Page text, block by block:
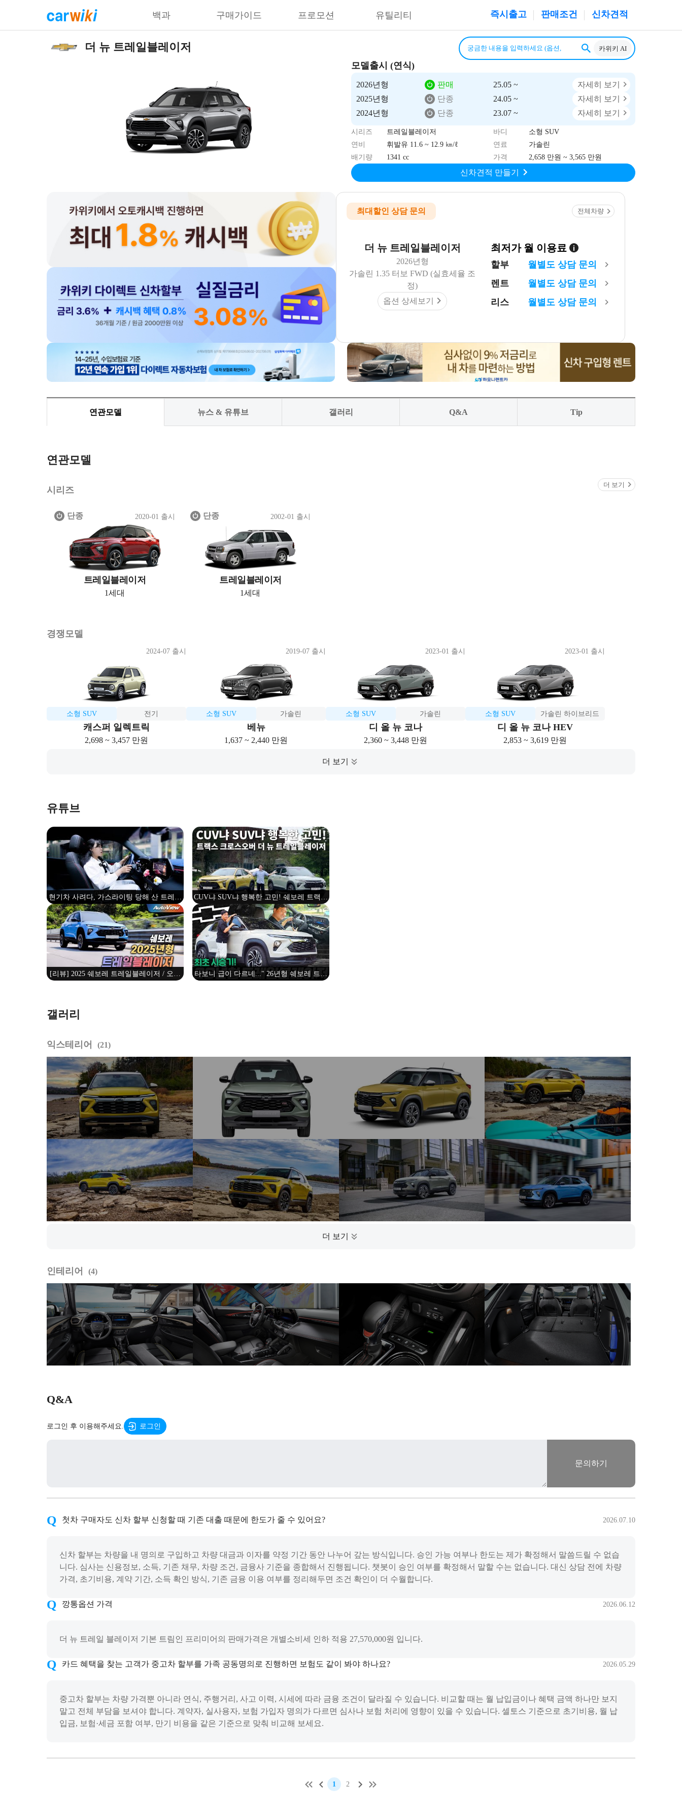
즉시출고 판매조건 신차견적
백과 구매가이드 프로모션 유틸리티
더 뉴 트레일블레이저 카위키 AI
모델출시 (연식)
2026년형 판매 25.05 ~
자세히 보기
2025년형
단종 24.05 ~
자세히 보기
2024년형
단종 23.07 ~ 자세히 보기
시리즈 트레일블레이저 바디
소형 SUV
연비
휘발유 11.6 ~ 12.9 ㎞/ℓ 연료
가솔린
배기량
1341 cc 가격 2,658 만원 ~ 3,565 만원
신차견적 만들기
최대할인 상담 문의 전체차량
더 뉴 트레일블레이저
2026년형
가솔린 1.35 터보 FWD (실효세율 조
정)
옵션 상세보기
최저가 월 이용료
할부 월 별도 상담 문의
렌트
월 별도 상담 문의
리스
월 별도 상담 문의
연관모델 뉴스 & 유튜브 갤러리 Q&A Tip
연관모델
시리즈
더 보기
단종
트레일블레이저
2020-01 출시
1세대
단종
트레일블레이저
2002-01 출시
1세대
경쟁모델
소형 SUV 전기
캐스퍼 일렉트릭
2024-07 출시
2,698 ~ 3,457 만원
소형 SUV 가솔린
베뉴
2019-07 출시
1,637 ~ 2,440 만원
소형 SUV 가솔린
디 올 뉴 코나
2023-01 출시
2,360 ~ 3,448 만원
소형 SUV 가솔린 하이브리드
디 올 뉴 코나 HEV
2023-01 출시
2,853 ~ 3,619 만원
유튜브
현기차 사려다, 가스라이팅 당해 산 트레일
블레이저
CUV냐 SUV냐 행복한 고민! 쉐보레 트랙스
크로스오버, 더 뉴 트레일블레이져 비교시
승
[리뷰] 2025 쉐보레 트레일블레이저 / 오토
타보니 급이 다르네..." 26년형 쉐보레 트레
갤러리
익스테리어 21
인테리어 4
Q&A
로그인 후 이용해주세요. 로그인
문의하기
첫차 구매자도 신차 할부 신청할 때 기존 대출 때문에 한도가 줄 수 있어요? 2026.07.10
신차 할부는 차량을 내 명의로 구입하고 차량 대금과 이자를 약정 기간 동안 나누어 갚는 방식입니다. 승인 가능 여부나 한도는 제가 확정해서 말씀드릴 수 없습
니다. 심사는 신용정보, 소득, 기존 채무, 차량 조건, 금융사 기준을 종합해서 진행됩니다. 챗봇이 승인 여부를 확정해서 말할 수는 없습니다. 대신 상담 전에 차량
가격, 초기비용, 계약 기간, 소득 확인 방식, 기존 금융 이용 여부를 정리해두면 조건 확인이 더 수월합니다.
깡통옵션 가격 2026.06.12
더 뉴 트레일 블레이저 기본 트림인 프리미어의 판매가격은 개별소비세 인하 적용 27,570,000원 입니다.
카드 혜택을 찾는 고객가 중고차 할부를 가족 공동명의로 진행하면 보험도 같이 봐야 하나요? 2026.05.29
중고차 할부는 차량 가격뿐 아니라 연식, 주행거리, 사고 이력, 시세에 따라 금융 조건이 달라질 수 있습니다. 비교할 때는 월 납입금이나 혜택 금액 하나만 보지
말고 전체 부담을 보셔야 합니다. 계약자, 실사용자, 보험 가입자 명의가 다르면 심사나 보험 처리에 영향이 있을 수 있습니다. 셀토스 기준으로 초기비용, 월 납
입금, 보험·세금 포함 여부, 만기 비용을 같은 기준으로 맞춰 비교해 보세요.
1 2